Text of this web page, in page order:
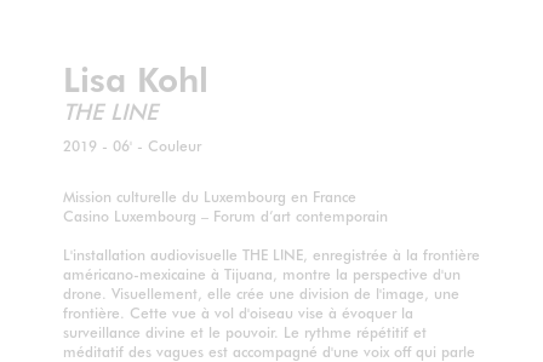
Lisa Kohl
THE LINE
2019 - 06' - Couleur
Mission culturelle du Luxembourg en France
Casino Luxembourg – Forum d’art contemporain
L'installation audiovisuelle THE LINE, enregistrée à la frontière
américano-mexicaine à Tijuana, montre la perspective d'un
drone. Visuellement, elle crée une division de l'image, une
frontière. Cette vue à vol d'oiseau vise à évoquer la
surveillance divine et le pouvoir. Le rythme répétitif et
méditatif des vagues est accompagné d'une voix off qui parle